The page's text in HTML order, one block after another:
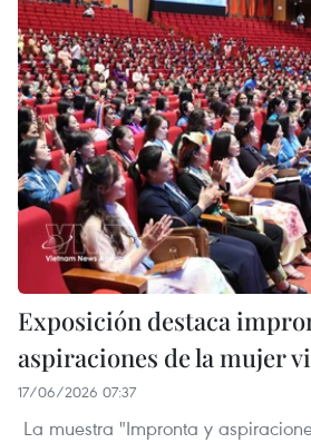
Exposición destaca
aspiraciones de la mujer
17/06/2026 07:37
La muestra "Impronta y